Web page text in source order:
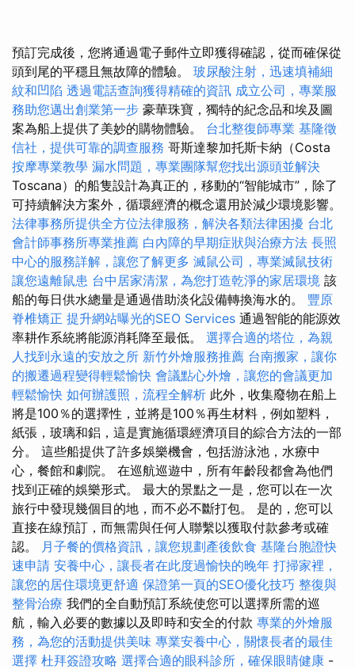
預訂完成後，您將通過電子郵件立即獲得確認，從而確保從
頭到尾的平穩且無故障的體驗。 玻尿酸注射，迅速填補細
紋和凹陷 透過電話查詢獲得精確的資訊 成立公司，專業服
務助您邁出創業第一步 豪華珠寶，獨特的紀念品和埃及圖
案為船上提供了美妙的購物體驗。 台北整復師專業 基隆徵
信社，提供可靠的調查服務 哥斯達黎加托斯卡納（Costa
按摩專業教學 漏水問題，專業團隊幫您找出源頭並解決
Toscana）的船隻設計為真正的，移動的“智能城市”，除了
可持續解決方案外，循環經濟的概念還用於減少環境影響。
法律事務所提供全方位法律服務，解決各類法律困擾 台北
會計師事務所專業推薦 白內障的早期症狀與治療方法 長照
中心的服務詳解，讓您了解更多 滅鼠公司，專業滅鼠技術
讓您遠離鼠患 台中居家清潔，為您打造乾淨的家居環境 該
船的每日供水總量是通過借助淡化設備轉換海水的。 豐原
脊椎矯正 提升網站曝光的SEO Services 通過智能的能源效
率耕作系統將能源消耗降至最低。 選擇合適的塔位，為親
人找到永遠的安放之所 新竹外燴服務推薦 台南搬家，讓你
的搬遷過程變得輕鬆愉快 會議點心外燴，讓您的會議更加
輕鬆愉快 如何辦護照，流程全解析 此外，收集廢物在船上
將是100％的選擇性，並將是100％再生材料，例如塑料，
紙張，玻璃和鋁，這是實施循環經濟項目的綜合方法的一部
分。 這些船提供了許多娛樂機會，包括游泳池，水療中
心，餐館和劇院。 在巡航巡遊中，所有年齡段都會為他們
找到正確的娛樂形式。 最大的景點之一是，您可以在一次
旅行中發現幾個目的地，而不必不斷打包。 是的，您可以
直接在線預訂，而無需與任何人聯繫以獲取付款參考或確
認。 月子餐的價格資訊，讓您規劃產後飲食 基隆台胞證快
速申請 安養中心，讓長者在此度過愉快的晚年 打掃家裡，
讓您的居住環境更舒適 保證第一頁的SEO優化技巧 整復與
整骨治療 我們的全自動預訂系統使您可以選擇所需的巡
航，輸入必要的數據以及即時和安全的付款 專業的外燴服
務，為您的活動提供美味 專業安養中心，關懷長者的最佳
選擇 杜拜簽證攻略 選擇合適的眼科診所，確保眼睛健康 -